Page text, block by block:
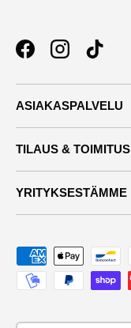
FacebookInstagramTikTok
ASIAKASPALVELU
TILAUS & TOIMITUS
YRITYKSESTÄMME
Maksutavat